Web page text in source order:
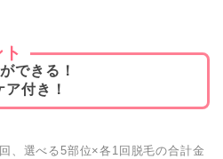
できる！
ア付き！
、選べる5部位×各1回脱毛の合計金